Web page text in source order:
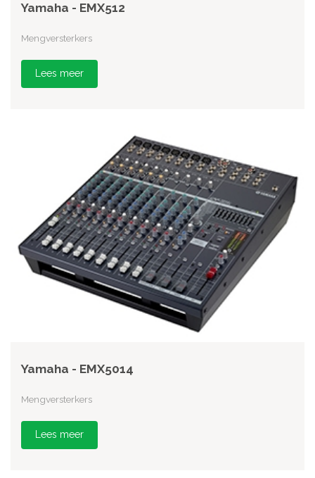
Yamaha - EMX512
Mengversterkers
Lees meer
Yamaha - EMX5014
Mengversterkers
Lees meer